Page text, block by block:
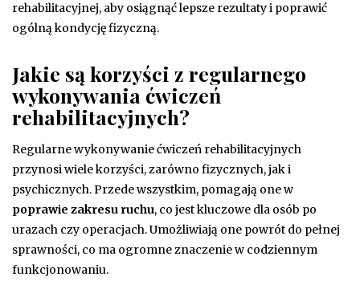
rehabilitacyjnej, aby osiągnąć lepsze rezultaty i poprawić
ogólną kondycję fizyczną.
Jakie są korzyści z regularnego
wykonywania ćwiczeń
rehabilitacyjnych?
Regularne wykonywanie ćwiczeń rehabilitacyjnych
przynosi wiele korzyści, zarówno fizycznych, jak i
psychicznych. Przede wszystkim, pomagają one w
poprawie zakresu ruchu, co jest kluczowe dla osób po
urazach czy operacjach. Umożliwiają one powrót do pełnej
sprawności, co ma ogromne znaczenie w codziennym
funkcjonowaniu.